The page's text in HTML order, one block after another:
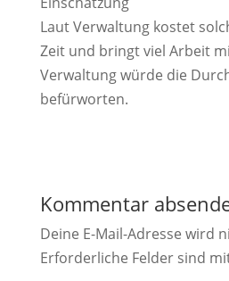
Laut Verwaltung kostet
Zeit und bringt viel Arbeit
Verwaltung würde die
befürworten.
Kommentar
Deine E-Mail-Adresse wird
Erforderliche Felder sind